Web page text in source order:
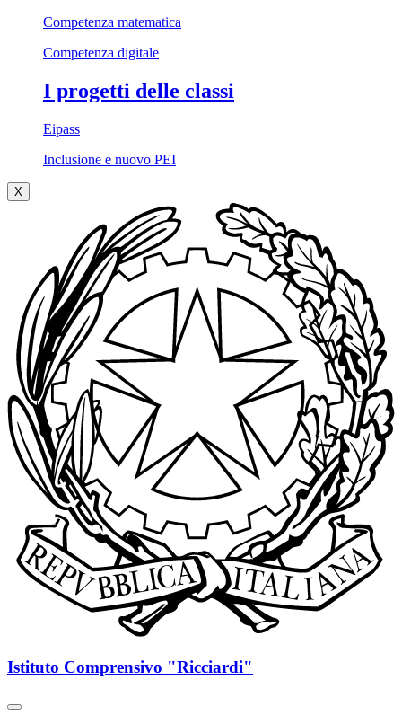
Competenza matematica
Competenza digitale
I progetti delle classi
Eipass
Inclusione e nuovo PEI
X
Istituto Comprensivo "Ricciardi"